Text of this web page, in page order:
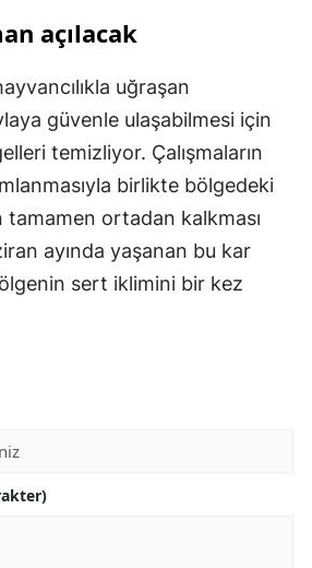
açılacak
uğraşan
güvenle ulaşabilmesi için
temizliyor. Çalışmaların
birlikte bölgedeki
tamamen ortadan kalkması
ayında yaşanan bu kar
sert iklimini bir kez